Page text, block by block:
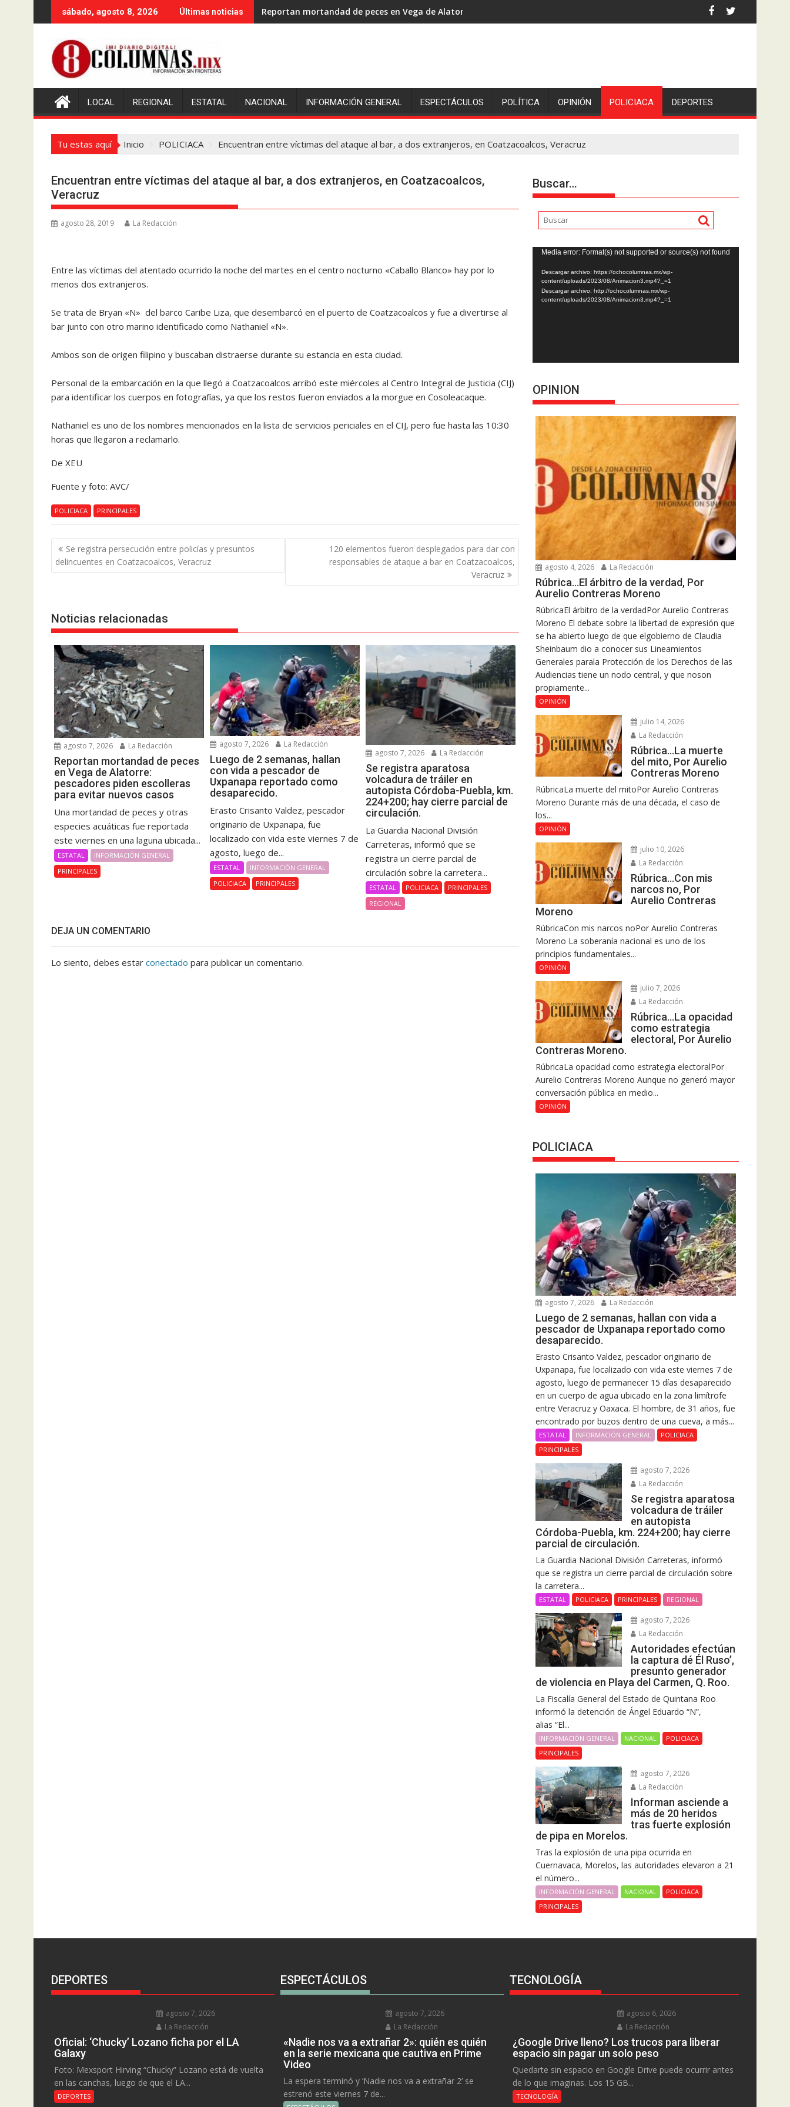
al
sábado, agosto 8, 2026 Últimas noticias Reportan mortandad de peces en Vega de Alatorre: pescadores piden escolleras para evitar nuevos casos
LOCAL REGIONAL ESTATAL NACIONAL INFORMACIÓN GENERAL ESPECTÁCULOS POLÍTICA OPINIÓN POLICIACA DEPORTES
Tu estas aquí Inicio POLICIACA Encuentran entre víctimas del ataque al bar, a dos extranjeros, en Coatzacoalcos, Veracruz
Encuentran entre víctimas del ataque al bar, a dos extranjeros, en Coatzacoalcos,
Veracruz
agosto 28, 2019 La Redacción
Entre las víctimas del atentado ocurrido la noche del martes en el centro nocturno «Caballo Blanco» hay por lo
menos dos extranjeros.
Se trata de Bryan «N» del barco Caribe Liza, que desembarcó en el puerto de Coatzacoalcos y fue a divertirse al
bar junto con otro marino identificado como Nathaniel «N».
Ambos son de origen filipino y buscaban distraerse durante su estancia en esta ciudad.
Personal de la embarcación en la que llegó a Coatzacoalcos arribó este miércoles al Centro Integral de Justicia (CIJ)
para identificar los cuerpos en fotografías, ya que los restos fueron enviados a la morgue en Cosoleacaque.
Nathaniel es uno de los nombres mencionados en la lista de servicios periciales en el CIJ, pero fue hasta las 10:30
horas que llegaron a reclamarlo.
De XEU
Fuente y foto: AVC/
POLICIACA PRINCIPALES
Navegación
de
entradas
Se registra persecución entre policías y presuntos
delincuentes en Coatzacoalcos, Veracruz
120 elementos fueron desplegados para dar con
responsables de ataque a bar en Coatzacoalcos,
Veracruz
Noticias relacionadas
agosto 7, 2026 La Redacción
Reportan mortandad de peces
en Vega de Alatorre:
pescadores piden escolleras
para evitar nuevos casos
Una mortandad de peces y otras
especies acuáticas fue reportada
este viernes en una laguna ubicada...
ESTATAL
INFORMACIÓN GENERAL
PRINCIPALES
agosto 7, 2026 La Redacción
Luego de 2 semanas, hallan
con vida a pescador de
Uxpanapa reportado como
desaparecido.
Erasto Crisanto Valdez, pescador
originario de Uxpanapa, fue
localizado con vida este viernes 7 de
agosto, luego de...
ESTATAL
INFORMACIÓN GENERAL
POLICIACA
PRINCIPALES
agosto 7, 2026 La Redacción
Se registra aparatosa
volcadura de tráiler en
autopista Córdoba-Puebla, km.
224+200; hay cierre parcial de
circulación.
La Guardia Nacional División
Carreteras, informó que se
registra un cierre parcial de
circulación sobre la carretera...
ESTATAL POLICIACA
PRINCIPALES
REGIONAL
DEJA UN COMENTARIO
Lo siento, debes estar conectado para publicar un comentario.
Buscar…
Reproductor
de
vídeo
Media error: Format(s) not supported or source(s) not found
Descargar archivo: https://ochocolumnas.mx/wp-
content/uploads/2023/08/Animacion3.mp4?_=1
Descargar archivo: http://ochocolumnas.mx/wp-
content/uploads/2023/08/Animacion3.mp4?_=1
OPINION
agosto 4, 2026 La Redacción
Rúbrica…El árbitro de la verdad, Por
Aurelio Contreras Moreno
RúbricaEl árbitro de la verdadPor Aurelio Contreras
Moreno El debate sobre la libertad de expresión que
se ha abierto luego de que elgobierno de Claudia
Sheinbaum dio a conocer sus Lineamientos
Generales parala Protección de los Derechos de las
Audiencias tiene un nodo central, y que noson
propiamente...
OPINIÓN
julio 14, 2026
La Redacción
Rúbrica…La muerte
del mito, Por Aurelio
Contreras Moreno
RúbricaLa muerte del mitoPor Aurelio Contreras
Moreno Durante más de una década, el caso de
los...
OPINIÓN
julio 10, 2026
La Redacción
Rúbrica…Con mis
narcos no, Por
Aurelio Contreras
Moreno
RúbricaCon mis narcos noPor Aurelio Contreras
Moreno La soberanía nacional es uno de los
principios fundamentales...
OPINIÓN
julio 7, 2026
La Redacción
Rúbrica…La opacidad
como estrategia
electoral, Por Aurelio
Contreras Moreno.
RúbricaLa opacidad como estrategia electoralPor
Aurelio Contreras Moreno Aunque no generó mayor
conversación pública en medio...
OPINIÓN
POLICIACA
agosto 7, 2026 La Redacción
Luego de 2 semanas, hallan con vida a
pescador de Uxpanapa reportado como
desaparecido.
Erasto Crisanto Valdez, pescador originario de
Uxpanapa, fue localizado con vida este viernes 7 de
agosto, luego de permanecer 15 días desaparecido
en un cuerpo de agua ubicado en la zona limítrofe
entre Veracruz y Oaxaca. El hombre, de 31 años, fue
encontrado por buzos dentro de una cueva, a más...
ESTATAL INFORMACIÓN GENERAL
POLICIACA
PRINCIPALES
agosto 7, 2026
La Redacción
Se registra aparatosa
volcadura de tráiler
en autopista
Córdoba-Puebla, km. 224+200; hay cierre
parcial de circulación.
La Guardia Nacional División Carreteras, informó
que se registra un cierre parcial de circulación sobre
la carretera...
ESTATAL POLICIACA PRINCIPALES REGIONAL
agosto 7, 2026
La Redacción
Autoridades efectúan
la captura dé Él Ruso’,
presunto generador
de violencia en Playa del Carmen, Q. Roo.
La Fiscalía General del Estado de Quintana Roo
informó la detención de Ángel Eduardo “N”,
alias “El...
INFORMACIÓN GENERAL NACIONAL
POLICIACA
PRINCIPALES
agosto 7, 2026
La Redacción
Informan asciende a
más de 20 heridos
tras fuerte explosión
de pipa en Morelos.
Tras la explosión de una pipa ocurrida en
Cuernavaca, Morelos, las autoridades elevaron a 21
el número...
INFORMACIÓN GENERAL NACIONAL
POLICIACA
PRINCIPALES
DEPORTES
agosto 7, 2026
La Redacción
Oficial: ‘Chucky’ Lozano ficha por el LA
Galaxy
Foto: Mexsport Hirving “Chucky” Lozano está de vuelta
en las canchas, luego de que el LA...
DEPORTES
ESPECTÁCULOS
agosto 7, 2026
La Redacción
«Nadie nos va a extrañar 2»: quién es quién
en la serie mexicana que cautiva en Prime
Video
La espera terminó y ‘Nadie nos va a extrañar 2’ se
estrenó este viernes 7 de...
TECNOLOGÍA
agosto 6, 2026
La Redacción
¿Google Drive lleno? Los trucos para liberar
espacio sin pagar un solo peso
Quedarte sin espacio en Google Drive puede ocurrir antes
de lo que imaginas. Los 15 GB...
TECNOLOGÍA